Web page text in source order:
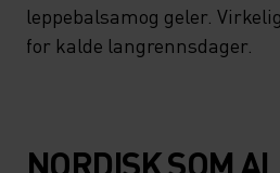
leppebalsamog geler.
for kalde langrennsdager.
NORDISK SOM